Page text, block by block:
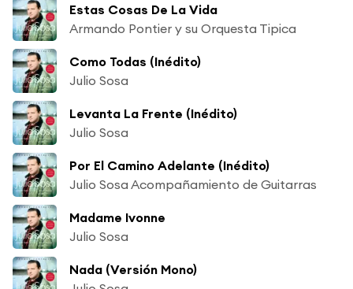
Estas Cosas De La Vida
Armando Pontier y su Orquesta Tipica
Como Todas (Inédito)
Julio Sosa
Levanta La Frente (Inédito)
Julio Sosa
Por El Camino Adelante (Inédito)
Julio Sosa Acompañamiento de Guitarras
Madame Ivonne
Julio Sosa
Nada (Versión Mono)